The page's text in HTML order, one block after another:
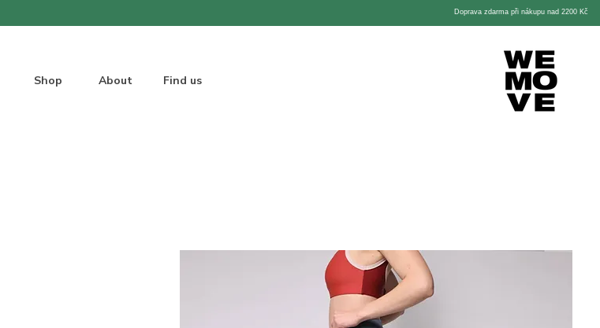
Doprava zdarma při nákupu nad 2200 Kč
Shop About Find us